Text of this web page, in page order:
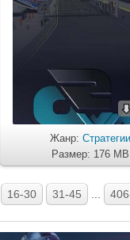
Жанр:
Размер: 176 MB
16-30 31-45